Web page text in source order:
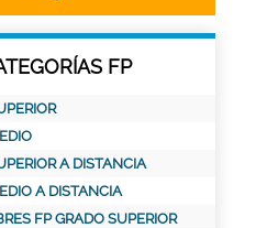
FP
A DISTANCIA
A DISTANCIA
FP GRADO SUPERIOR